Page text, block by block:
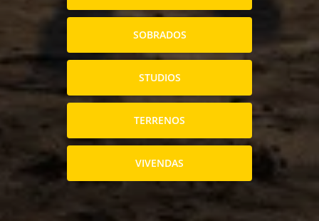
SOBRADOS
STUDIOS
TERRENOS
VIVENDAS